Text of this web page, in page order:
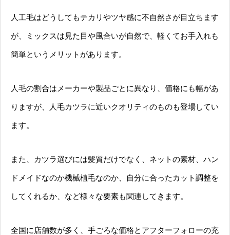
人工毛はどうしてもテカリやツヤ感に不自然さが目立ちます
が、ミックスは見た目や風合いが自然で、軽くてお手入れも
簡単というメリットがあります。
人毛の割合はメーカーや製品ごとに異なり、価格にも幅があ
りますが、人毛カツラに近いクオリティのものも登場してい
ます。
また、カツラ選びには髪質だけでなく、ネットの素材、ハン
ドメイドなのか機械植毛なのか、自分に合ったカット調整を
してくれるか、など様々な要素も関連してきます。
全国に店舗数が多く、手ごろな価格とアフターフォローの充